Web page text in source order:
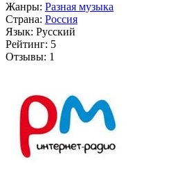
Жанры: Разная музыка
Страна: Россия
Язык: Русский
Рейтинг: 5
Отзывы: 1